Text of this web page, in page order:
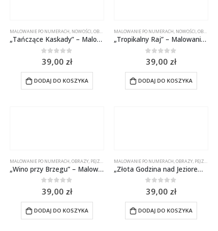
MALOWANIE PO NUMERACH, NOWOŚCI,OBRAZY PEJZAŻE
„Tańczące Kaskady” – Malowanie po numerach 50×40 cm
0 out of 5
39,00 zł
DODAJ DO KOSZYKA
MALOWANIE PO NUMERACH, NOWOŚCI,OBRAZY
„Tropikalny Raj” – Malowanie po numerach 50×40 cm
0 out of 5
39,00 zł
DODAJ DO KOSZYKA
MALOWANIE PO NUMERACH,OBRAZY, PEJZAŻE
„Wino przy Brzegu” – Malowanie po numerach 50×40 cm
0 out of 5
39,00 zł
DODAJ DO KOSZYKA
MALOWANIE PO NUMERACH,OBRAZY, PEJZAŻE
„Złota Godzina nad Jeziorem” – Malowanie po numerach 50×40 cm
0 out of 5
39,00 zł
DODAJ DO KOSZYKA